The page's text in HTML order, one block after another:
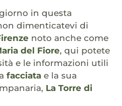
in questa
dimenticatevi di
noto anche come
del Fiore, qui potete
e le informazioni utili
facciata e la sua
La Torre di